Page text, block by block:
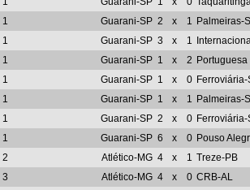
1 Guarani-SP 2 x 1 Palmeiras-
1 Guarani-SP 3 x 1
1 Guarani-SP 1 x 2
1 Guarani-SP 1 x 0 Ferroviária-
1 Guarani-SP 1 x 1 Palmeiras-
1 Guarani-SP 2 x 0 Ferroviária-
1 Guarani-SP 6 x 0 Pouso
2 Atlético-MG 4 x 1 Treze-PB
3 Atlético-MG 4 x 0 CRB-AL